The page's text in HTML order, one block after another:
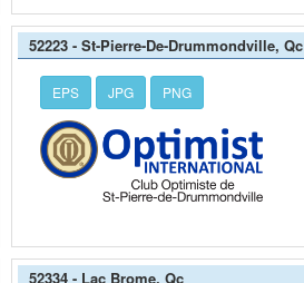
52223 - St-Pierre-De-Drummondville, Qc
EPS JPG PNG
52334 - Lac Brome, Qc